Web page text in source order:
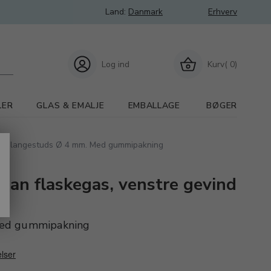
Land: Danmark Erhverv
Kurv( 0)
Log ind
GLAS & EMALJE EMBALLAGE BØGER
Ø 4 mm. Med gummipakning
flaskegas, venstre gevind
gummipakning